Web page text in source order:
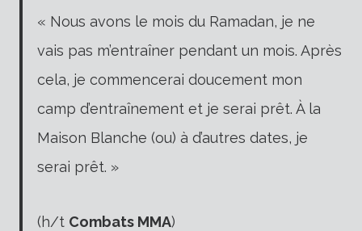
« Nous avons le mois du Ramadan, je ne
vais pas m’entraîner pendant un mois. Après
cela, je commencerai doucement mon
camp d’entraînement et je serai prêt. À la
Maison Blanche (ou) à d’autres dates, je
serai prêt. »
(h/t Combats MMA)